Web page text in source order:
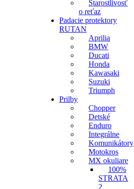
Starostlivosť
o reťaz
Padacie protektory
RUTAN
Aprilia
BMW
Ducati
Honda
Kawasaki
Suzuki
Triumph
Prilby
Chopper
Detské
Enduro
Integrálne
Komunikátory
Motokros
MX okuliare
100%
STRATA
2